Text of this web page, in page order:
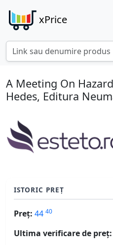
xPrice
A Meeting On
Hedes, Editura
ISTORIC PREȚ
Preț: 44 40
Ultima verificare de preț: